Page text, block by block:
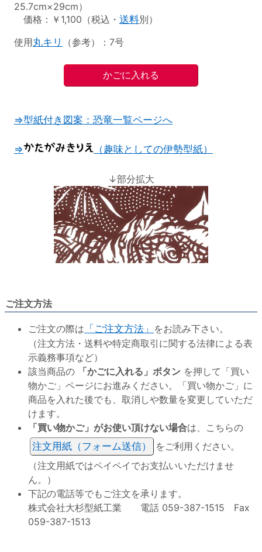
25.7cm×29cm）
価格：￥1,100（税込・ 送料別）
使用丸キリ （参考）：7号
⇒型紙付き図案：恐竜一覧ページへ
⇒ （趣味としての伊勢型紙）
↓部分拡大
ご注文方法
ご注文の際は 「ご注文方法」 をお読み下さい。
（注文方法・送料や特定商取引に関する法律による表
示義務事項など）
該当商品の
「かごに入れる」ボタン を押して「買い
物かご」ページにお進みください。「買い物かご」に
商品を入れた後でも、取消しや数量を変更していただ
けます。
「買い物かご」がお使い頂けない場合は、こちらの
注文用紙（フォーム送信）
をご利用ください。
（注文用紙ではペイペイでお支払いいただけませ
ん。）
下記の電話等でもご注文を承ります。
株式会社大杉型紙工業 電話 059-387-1515 Fax
059-387-1513